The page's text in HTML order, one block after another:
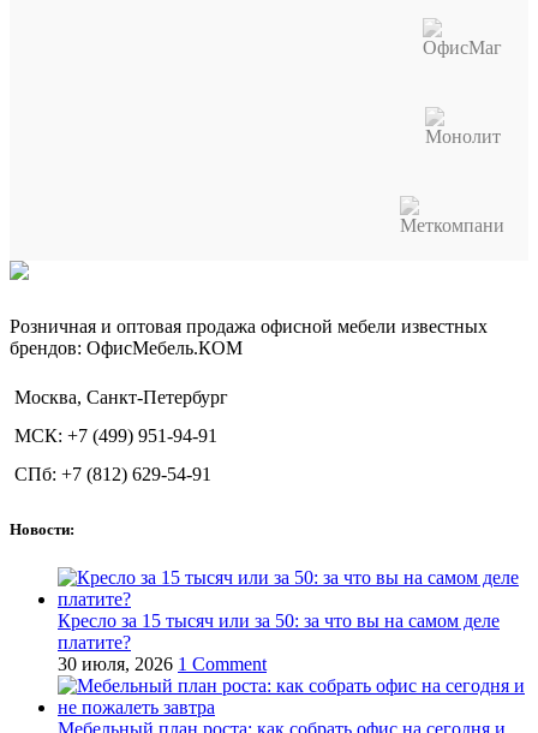
Розничная и оптовая продажа офисной мебели известных
брендов: ОфисМебель.КОМ
Москва, Санкт-Петербург
МСК: +7 (499) 951-94-91
СПб: +7 (812) 629-54-91
Новости:
Кресло за 15 тысяч или за 50: за что вы на самом деле
платите?
30 июля, 2026 1 Comment
Мебельный план роста: как собрать офис на сегодня и